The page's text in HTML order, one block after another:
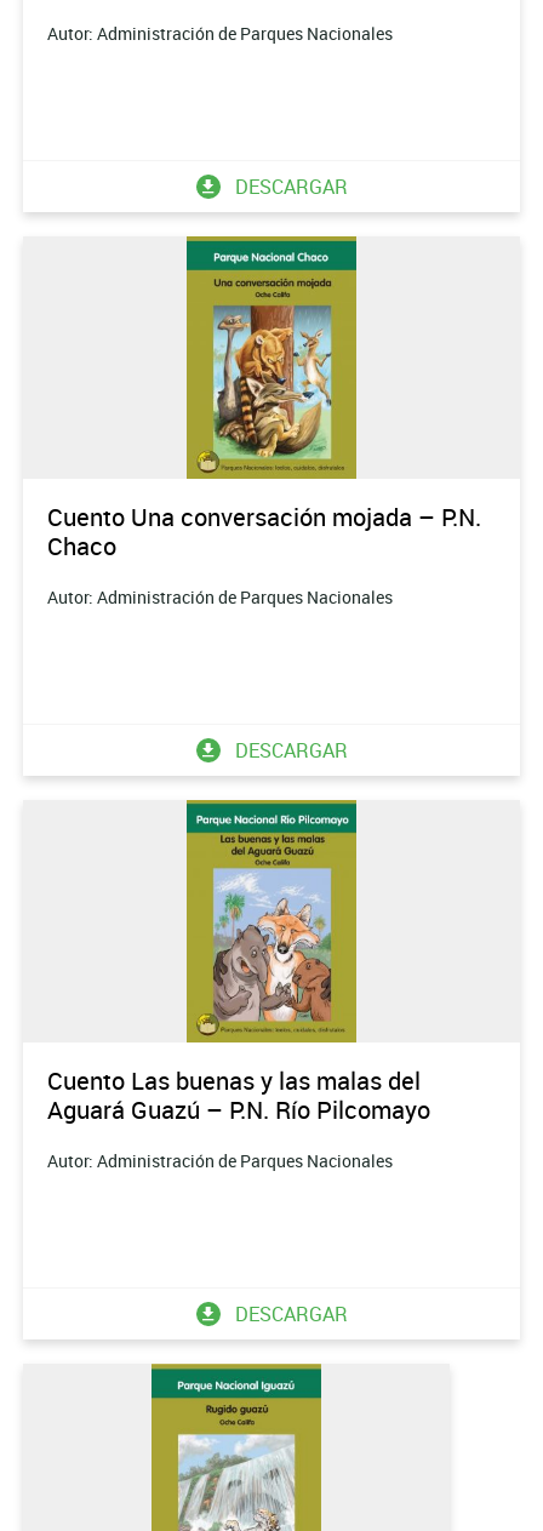
Autor: Administración de Parques Nacionales
DESCARGAR
Cuento Una conversación mojada – P.N.
Chaco
Autor: Administración de Parques Nacionales
DESCARGAR
Cuento Las buenas y las malas del
Aguará Guazú – P.N. Río Pilcomayo
Autor: Administración de Parques Nacionales
DESCARGAR